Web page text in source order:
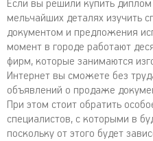
Если вы решили купить
мельчайших деталях изучить
документом и предложения
момент в городе работают
фирм, которые занимаются
Интернет вы сможете без
объявлений о продаже
При этом стоит обратить
специалистов, с которыми в
поскольку от этого будет